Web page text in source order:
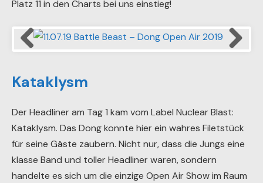
Platz 11 in den Charts bei uns einstieg!
11.07.19 Battle Beast – Dong Open Air 2019
Kataklysm
Der Headliner am Tag 1 kam vom Label Nuclear Blast:
Kataklysm. Das Dong konnte hier ein wahres Filetstück
für seine Gäste zaubern. Nicht nur, dass die Jungs eine
klasse Band und toller Headliner waren, sondern
handelte es sich um die einzige Open Air Show im Raum